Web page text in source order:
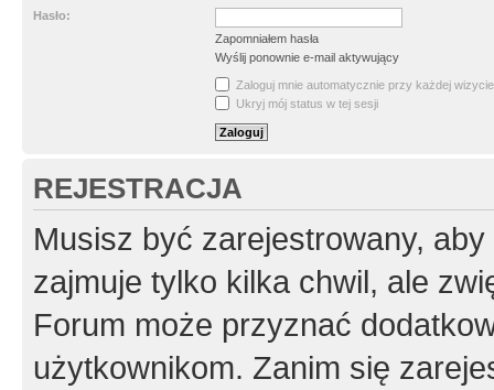
Hasło:
Zapomniałem hasła
Wyślij ponownie e-mail aktywujący
Zaloguj mnie automatycznie przy każdej wizycie
Ukryj mój status w tej sesji
REJESTRACJA
Musisz być zarejestrowany,
zajmuje tylko kilka chwil, ale
Forum może przyznać
użytkownikom. Zanim się